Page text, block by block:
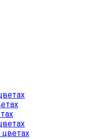
цветах